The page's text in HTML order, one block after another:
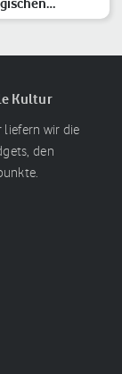
Kultur
liefern wir die
den